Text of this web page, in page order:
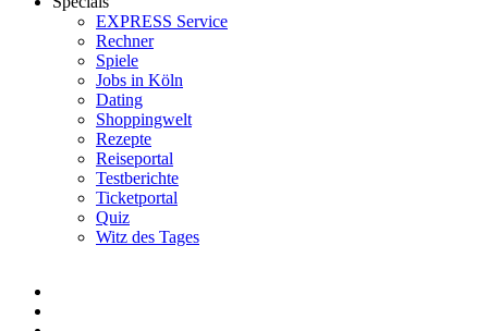
EXPRESS Service
Rechner
Spiele
Jobs in Köln
Dating
Shoppingwelt
Rezepte
Reiseportal
Testberichte
Ticketportal
Quiz
Witz des Tages